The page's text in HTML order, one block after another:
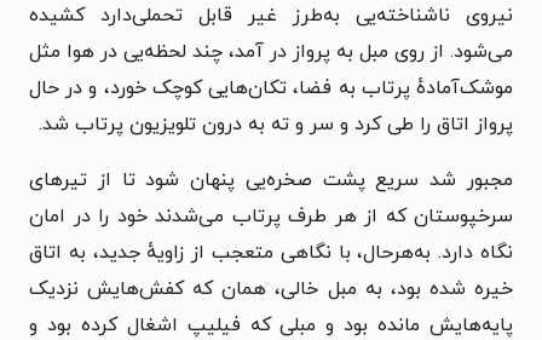
نیروی ناشناخته‌یی به‌طرز غیر قابل تحملی‌دارد کشیده
می‌شود. از روی مبل به پرواز در آمد، چند لحظه‌یی در هوا مثل
موشک‌آمادهٔ پرتاب به فضا، تکان‌هایی کوچک خورد، و در حال
پرواز اتاق را طی کرد و سر و ته به درون تلویزیون پرتاب شد.
مجبور شد سریع پشت صخره‌یی پنهان شود تا از تیرهای
سرخپوستان که از هر طرف پرتاب می‌شدند خود را در امان
نگاه دارد. به‌هرحال، با نگاهی متعجب از زاویهٔ جدید، به اتاق
خیره شده بود، به مبل خالی، همان که کفش‌هایش نزدیک
پایه‌هایش مانده بود و مبلی که فیلیپ اشغال کرده بود و